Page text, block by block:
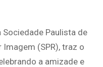
Sociedade Paulista de
(SPR), traz o
a amizade e